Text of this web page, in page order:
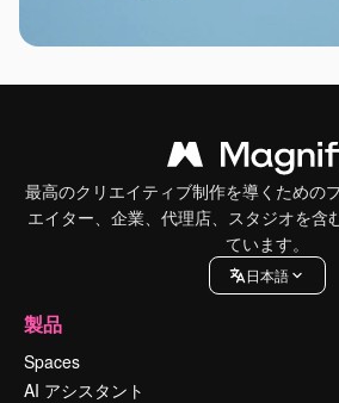
最高のクリエイティブ制作を導くための
エイター、企業、代理店、スタジオを含
ています。
日本語
製品
Spaces
AI アシスタント